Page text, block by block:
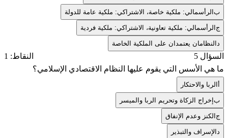
بالرأسمالي: ملكية خاصة، الاشتراكي: ملكية عامة للدولة
جالرأسمالي: ملكية تعاونية، الاشتراكي: ملكية فردية
النظامان يعتمدان على الملكية الخاصة
السؤال 5
النقاط: 1
ما هي الأسس التي يقوم عليها النظام الاقتصادي الإسلامي؟
الربا والاحتكار
بإخراج الزكاة وتحريم الربا والميسر
جالكنز وعدم الإنفاق
الإسراف والتبذير